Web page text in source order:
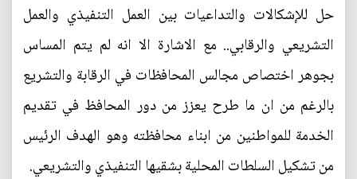
حل للإشكالات والتداعيات بين العمل التنفيذي والعمل
التشريعي والرقابي.. مع الاشارة الا انه لم يتم المساس
بجوهر اختصاص مجالس المحافظات في الرقابة والتشريع
بالرغم من ان ما طرح يعزز من دور المحافظ في تقديم
الخدمة للمواطنين من ابناء محافظته وهو الهدف الرئيس
من تشكيل السلطات المحلية بشقيها التنفيذي والتشريعي.